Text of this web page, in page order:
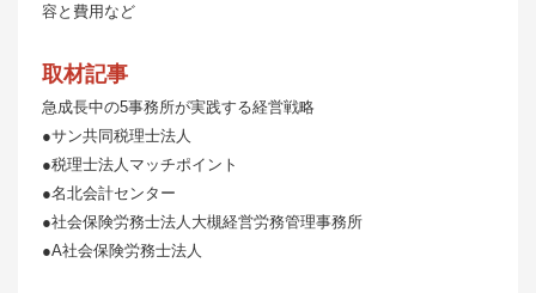
容と費用など
取材記事
急成長中の5事務所が実践する経営戦略
●サン共同税理士法人
●税理士法人マッチポイント
●名北会計センター
●社会保険労務士法人大槻経営労務管理事務所
●A社会保険労務士法人